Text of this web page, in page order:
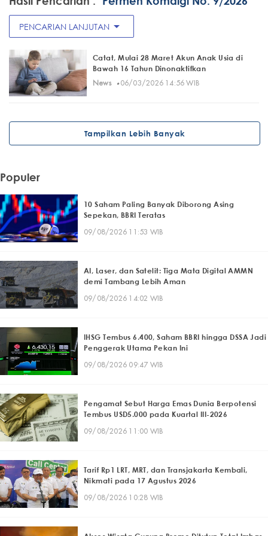
PENCARIAN LANJUTAN arrow_drop_down
Catat, Mulai 28 Maret Akun Anak Usia di
Bawah 16 Tahun Dinonaktifkan
News· 06/03/2026 14:56 WIB
Tampilkan Lebih Banyak
Populer
10 Saham Paling Banyak Diborong Asing
Sepekan, BBRI Teratas
09/08/2026 11:53 WIB
AI, Laser, dan Satelit: Tiga Mata Digital AMMN
demi Tambang Lebih Aman
09/08/2026 14:02 WIB
IHSG Tembus 6.400, Saham BBRI hingga DSSA Jadi
Penggerak Utama Pekan Ini
09/08/2026 09:47 WIB
Pengamat Sebut Harga Emas Dunia Berpotensi
Tembus USD5.000 pada Kuartal III-2026
09/08/2026 11:00 WIB
Tarif Rp1 LRT, MRT, dan Transjakarta Kembali,
Nikmati pada 17 Agustus 2026
09/08/2026 10:28 WIB